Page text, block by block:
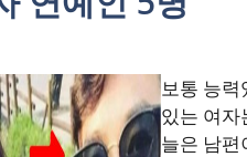
보통 능력
있는 여자
늘은 남편